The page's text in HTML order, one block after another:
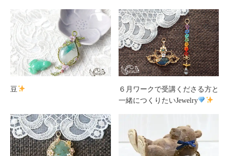
豆
６月ワークで受講くださる方と
一緒につくりたいJewelry